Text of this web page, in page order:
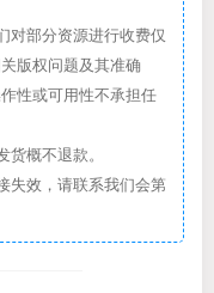
对部分资源进行收费仅
版权问题及其准确
性或可用性不承担任
概不退款。
失效，请联系我们会第